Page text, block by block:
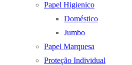
Papel Higienico
Doméstico
Jumbo
Papel Marquesa
Proteção Individual